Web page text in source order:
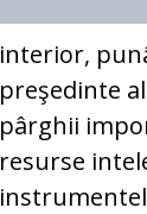
interior,
preşedinte
pârghii
resurse